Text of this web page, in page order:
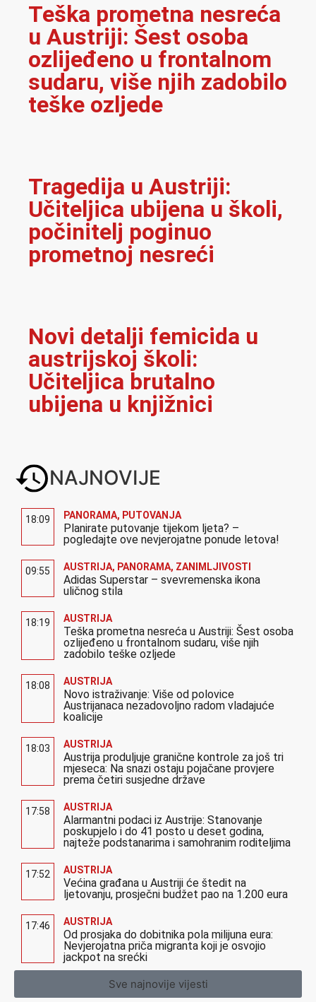
Teška prometna nesreća
u Austriji: Šest osoba
ozlijeđeno u frontalnom
sudaru, više njih zadobilo
teške ozljede
Tragedija u Austriji:
Učiteljica ubijena u školi,
počinitelj poginuo
prometnoj nesreći
Novi detalji femicida u
austrijskoj školi:
Učiteljica brutalno
ubijena u knjižnici
NAJNOVIJE
18:09 PANORAMA, PUTOVANJA
Planirate putovanje tijekom ljeta? –
pogledajte ove nevjerojatne ponude letova!
09:55 AUSTRIJA, PANORAMA, ZANIMLJIVOSTI
Adidas Superstar – svevremenska ikona
uličnog stila
18:19 AUSTRIJA
Teška prometna nesreća u Austriji: Šest osoba
ozlijeđeno u frontalnom sudaru, više njih
zadobilo teške ozljede
18:08 AUSTRIJA
Novo istraživanje: Više od polovice
Austrijanaca nezadovoljno radom vladajuće
koalicije
18:03 AUSTRIJA
Austrija produljuje granične kontrole za još tri
mjeseca: Na snazi ostaju pojačane provjere
prema četiri susjedne države
17:58 AUSTRIJA
Alarmantni podaci iz Austrije: Stanovanje
poskupjelo i do 41 posto u deset godina,
najteže podstanarima i samohranim roditeljima
17:52 AUSTRIJA
Većina građana u Austriji će štedit na
ljetovanju, prosječni budžet pao na 1.200 eura
17:46 AUSTRIJA
Od prosjaka do dobitnika pola milijuna eura:
Nevjerojatna priča migranta koji je osvojio
jackpot na srećki
Sve najnovije vijesti